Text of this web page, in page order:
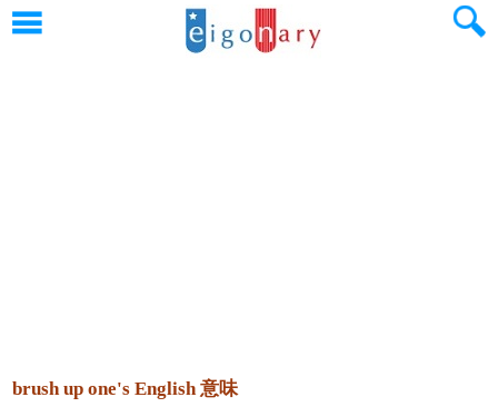
brush up one's English 意味